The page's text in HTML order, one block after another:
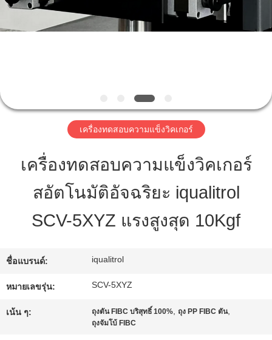
ทัวร์
โรงงาน
การ
ควบคุม
คุณภาพ
แผนผัง
เว็บไซต์
เครื่องทดสอบความแข็งวิคเกอร์
เครื่องทดสอบความแข็งวิคเกอร์
สอัตโนมัติอัจฉริยะ iqualitrol
SCV-5XYZ แรงสูงสุด 10Kgf
ชื่อแบรนด์: iqualitrol
หมายเลขรุ่น: SCV-5XYZ
เน้น ๆ: ถุงตัน FIBC บริสุทธิ์ 100%,ถุง PP FIBC ตัน,
ถุงจัมโบ้ FIBC